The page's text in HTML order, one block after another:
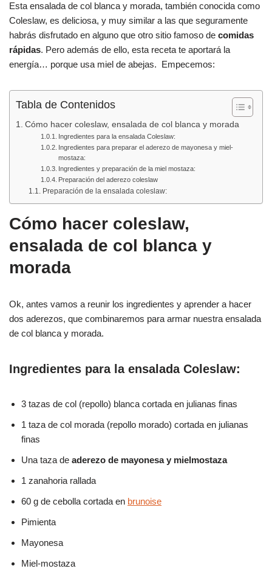
c
e
b
o
o
k
at
s
A
p
p
m
p
ar
tir
Esta ensalada de col blanca y morada, también conocida como
Coleslaw, es deliciosa, y muy similar a las que seguramente
habrás disfrutado en alguno que otro sitio famoso de comidas
rápidas. Pero además de ello, esta receta te aportará la
energía… porque usa miel de abejas. Empecemos:
Tabla de Contenidos
Cómo hacer coleslaw, ensalada de col blanca y morada
Ingredientes para la ensalada Coleslaw:
Ingredientes para preparar el aderezo de mayonesa y miel-
mostaza:
Ingredientes y preparación de la miel mostaza:
Preparación del aderezo coleslaw
Preparación de la ensalada coleslaw:
Cómo hacer coleslaw,
ensalada de col blanca y
morada
Ok, antes vamos a reunir los ingredientes y aprender a hacer
dos aderezos, que combinaremos para armar nuestra ensalada
de col blanca y morada.
Ingredientes para la ensalada Coleslaw:
3 tazas de col (repollo) blanca cortada en julianas finas
1 taza de col morada (repollo morado) cortada en julianas
finas
Una taza de aderezo de mayonesa y mielmostaza
1 zanahoria rallada
60 g de cebolla cortada en brunoise
Pimienta
Mayonesa
Miel-mostaza